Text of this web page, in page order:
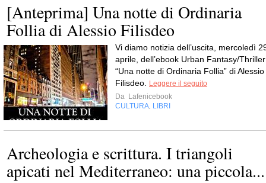
[Anteprima] Una notte di Ordinaria
Follia di Alessio Filisdeo
Vi diamo notizia dell’uscita, mercoledì
aprile, dell’ebook Urban Fantasy/Thriller
“Una notte di Ordinaria Follia” di Alessio
Filisdeo. Leggere il seguito
Da Lafenicebook
CULTURA, LIBRI
Archeologia e scrittura. I triangoli
apicati nel Mediterraneo: una piccola...